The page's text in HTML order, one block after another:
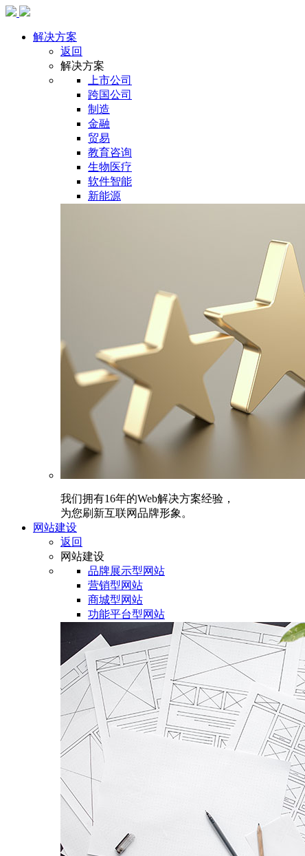
解决方案
返回
解决方案
上市公司
跨国公司
制造
金融
贸易
教育咨询
生物医疗
软件智能
新能源
我们拥有16年的Web解决方案经验，
为您刷新互联网品牌形象。
网站建设
返回
网站建设
品牌展示型网站
营销型网站
商城型网站
功能平台型网站